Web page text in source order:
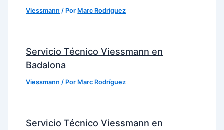
Viessmann / Por Marc Rodríguez
Servicio Técnico Viessmann en
Badalona
Viessmann / Por Marc Rodríguez
Servicio Técnico Viessmann en